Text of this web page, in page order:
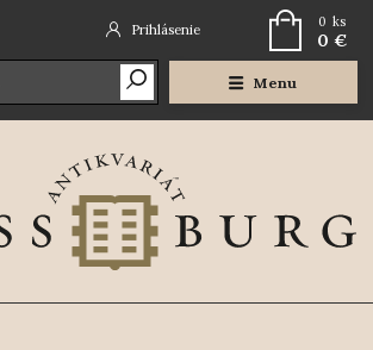
Menu
Prihlásenie 0 ks
0 €